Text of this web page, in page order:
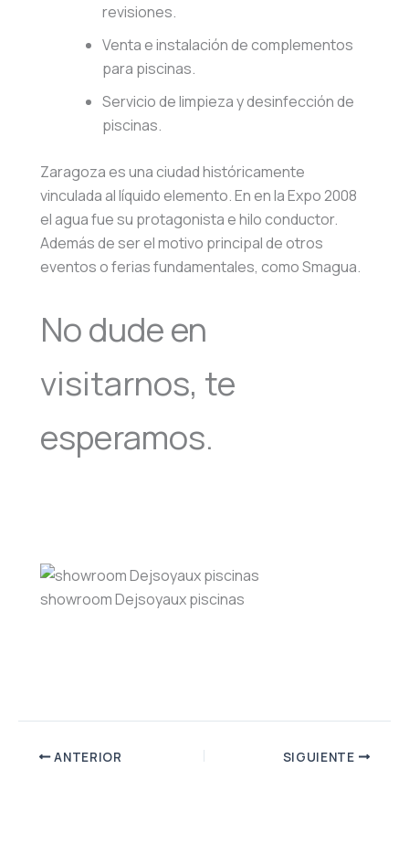
revisiones.
Venta e instalación de complementos
para piscinas.
Servicio de limpieza y desinfección de
piscinas.
Zaragoza es una ciudad históricamente
vinculada al líquido elemento. En en la Expo 2008
el agua fue su protagonista e hilo conductor.
Además de ser el motivo principal de otros
eventos o ferias fundamentales, como Smagua.
No dude en
visitarnos, te
esperamos.
showroom Dejsoyaux piscinas
ANTERIOR SIGUIENTE